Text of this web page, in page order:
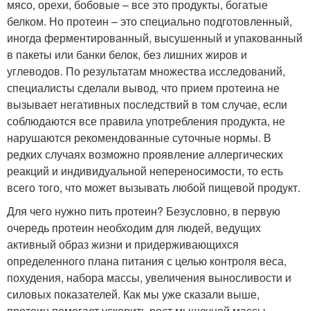
мясо, орехи, бобовые – все это продукты, богатые
белком. Но протеин – это специально подготовленный,
иногда ферментированный, высушенный и упакованный
в пакеты или банки белок, без лишних жиров и
углеводов. По результатам множества исследований,
специалисты сделали вывод, что прием протеина не
вызывает негативных последствий в том случае, если
соблюдаются все правила употребления продукта, не
нарушаются рекомендованные суточные нормы. В
редких случаях возможно проявление аллергических
реакций и индивидуальной непереносимости, то есть
всего того, что может вызывать любой пищевой продукт.
Для чего нужно пить протеин? Безусловно, в первую
очередь протеин необходим для людей, ведущих
активный образ жизни и придерживающихся
определенного плана питания с целью контроля веса,
похудения, набора массы, увеличения выносливости и
силовых показателей. Как мы уже сказали выше,